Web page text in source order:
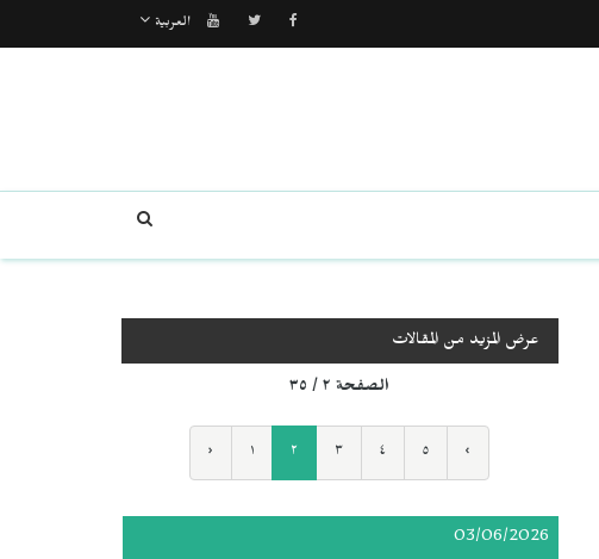
العربية
عرض المزيد من المقالات
الصفحة ٢ / ٣٥
‹ ١ ٢ ٣ ٤ ٥ ›
03/06/2026